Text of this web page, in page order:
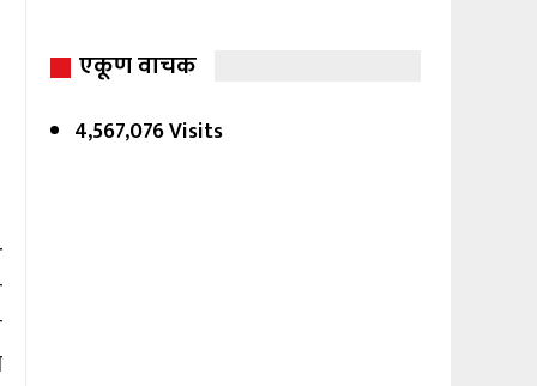
एकूण वाचक
4,567,076 Visits